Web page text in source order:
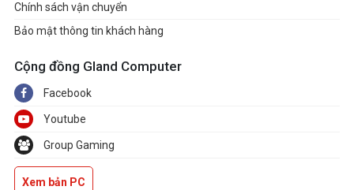
Chính sách vận chuyển
Bảo mật thông tin khách hàng
Cộng đồng Gland Computer
Facebook
Youtube
Group Gaming
Xem bản PC